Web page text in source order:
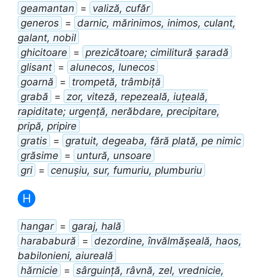
geamantan = valiză, cufăr
generos = darnic, mărinimos, inimos, culant,
galant, nobil
ghicitoare = prezicătoare; cimilitură șaradă
glisant = alunecos, lunecos
goarnă = trompetă, trâmbiță
grabă = zor, viteză, repezeală, iuțeală,
rapiditate; urgență, nerăbdare, precipitare,
pripă, pripire
gratis = gratuit, degeaba, fără plată, pe nimic
grăsime = untură, unsoare
gri = cenușiu, sur, fumuriu, plumburiu
H
hangar = garaj, hală
harababură = dezordine, învălmășeală, haos,
babilonieni, aiureală
hărnicie = sârguință, râvnă, zel, vrednicie,